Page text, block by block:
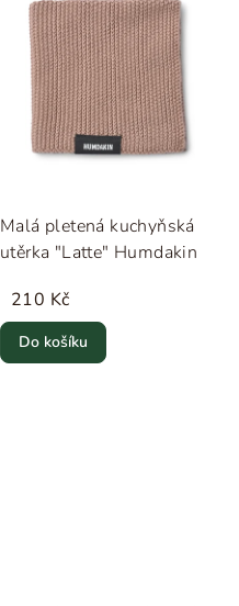
Malá pletená kuchyňská
utěrka "Latte" Humdakin
210 Kč
Do košíku